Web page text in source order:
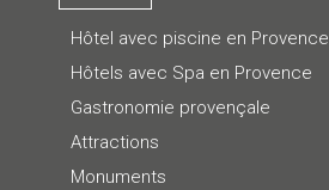
Hôtel avec piscine en Provence
Hôtels avec Spa en Provence
Gastronomie provençale
Attractions
Monuments